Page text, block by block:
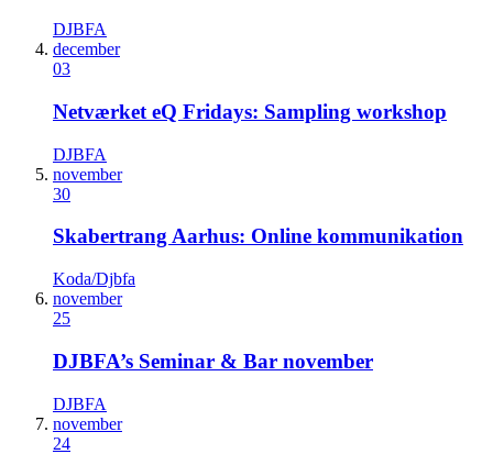
DJBFA
december
03
Netværket eQ Fridays: Sampling workshop
DJBFA
november
30
Skabertrang Aarhus: Online kommunikation
Koda/Djbfa
november
25
DJBFA’s Seminar & Bar november
DJBFA
november
24